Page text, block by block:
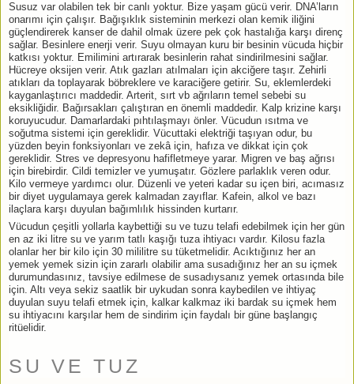
Susuz var olabilen tek bir canlı yoktur. Bize yaşam gücü verir. DNA’ların
onarımı için çalışır. Bağışıklık sisteminin merkezi olan kemik iliğini
güçlendirerek kanser de dahil olmak üzere pek çok hastalığa karşı direnç
sağlar. Besinlere enerji verir. Suyu olmayan kuru bir besinin vücuda hiçbir
katkısı yoktur. Emilimini artırarak besinlerin rahat sindirilmesini sağlar.
Hücreye oksijen verir. Atık gazları atılmaları için akciğere taşır. Zehirli
atıkları da toplayarak böbreklere ve karaciğere getirir. Su, eklemlerdeki
kayganlaştırıcı maddedir. Arterit, sırt vb ağrıların temel sebebi su
eksikliğidir. Bağırsakları çalıştıran en önemli maddedir. Kalp krizine karşı
koruyucudur. Damarlardaki pıhtılaşmayı önler. Vücudun ısıtma ve
soğutma sistemi için gereklidir. Vücuttaki elektriği taşıyan odur, bu
yüzden beyin fonksiyonları ve zekâ için, hafıza ve dikkat için çok
gereklidir. Stres ve depresyonu hafifletmeye yarar. Migren ve baş ağrısı
için birebirdir. Cildi temizler ve yumuşatır. Gözlere parlaklık veren odur.
Kilo vermeye yardımcı olur. Düzenli ve yeteri kadar su içen biri, acımasız
bir diyet uygulamaya gerek kalmadan zayıflar. Kafein, alkol ve bazı
ilaçlara karşı duyulan bağımlılık hissinden kurtarır.
Vücudun çeşitli yollarla kaybettiği su ve tuzu telafi edebilmek için her gün
en az iki litre su ve yarım tatlı kaşığı tuza ihtiyacı vardır. Kilosu fazla
olanlar her bir kilo için 30 mililitre su tüketmelidir. Acıktığınız her an
yemek yemek sizin için zararlı olabilir ama susadığınız her an su içmek
durumundasınız, tavsiye edilmese de susadıysanız yemek ortasında bile
için. Altı veya sekiz saatlik bir uykudan sonra kaybedilen ve ihtiyaç
duyulan suyu telafi etmek için, kalkar kalkmaz iki bardak su içmek hem
su ihtiyacını karşılar hem de sindirim için faydalı bir güne başlangıç
ritüelidir.
SU VE TUZ